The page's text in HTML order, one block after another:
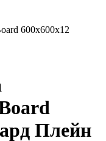
600x600x12
Плейн